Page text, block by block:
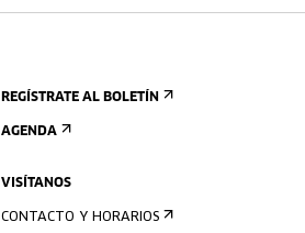
REGÍSTRATE AL BOLETÍN
AGENDA
VISÍTANOS
CONTACTO Y HORARIOS